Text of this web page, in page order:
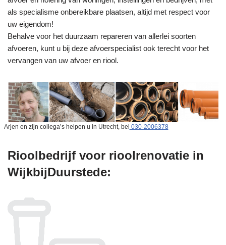
als specialisme onbereikbare plaatsen, altijd met respect voor
uw eigendom!
Behalve voor het duurzaam repareren van allerlei soorten
afvoeren, kunt u bij deze afvoerspecialist ook terecht voor het
vervangen van uw afvoer en riool.
Arjen en zijn collega’s helpen u in Utrecht, bel 030-2006378
Rioolbedrijf voor rioolrenovatie in
WijkbijDuurstede: